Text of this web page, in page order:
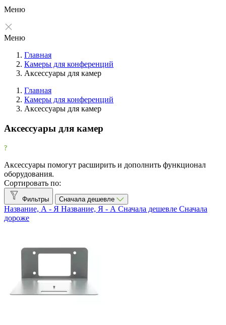
Меню
Меню
Главная
Камеры для конференций
Аксессуары для камер
Очистить
Фильтр
Товары со скидкой
Все производители
Canon 1
Lumens 1
Тип аксессуаров
Крепления 6
Главная
Камеры для конференций
Аксессуары для камер
Аксессуары для камер
Аксессуары помогут расширить и дополнить функционал
оборудования.
Сортировать по:
Фильтры Сначала дешевле
Название, А - Я Название, Я - А Сначала дешевле Сначала
дороже